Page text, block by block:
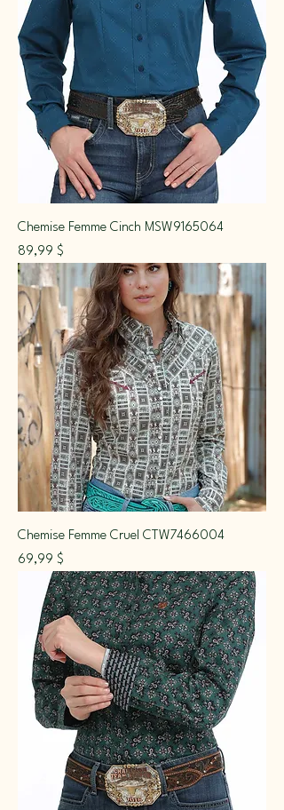
Chemise Femme Cinch MSW9165064
Prix
89,99 $
Chemise Femme Cruel CTW7466004
Prix
69,99 $